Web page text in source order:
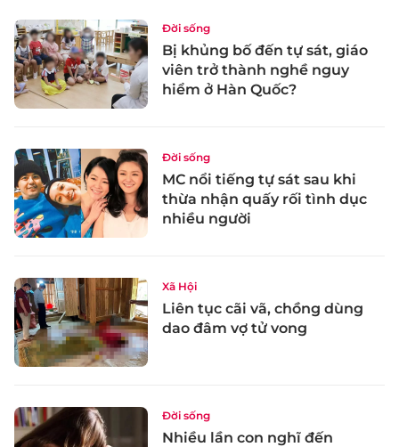
Đời sống
Bị khủng bố đến tự sát, giáo
viên trở thành nghề nguy
hiểm ở Hàn Quốc?
Đời sống
MC nổi tiếng tự sát sau khi
thừa nhận quấy rối tình dục
nhiều người
Xã Hội
Liên tục cãi vã, chồng dùng
dao đâm vợ tử vong
Đời sống
Nhiều lần con nghĩ đến